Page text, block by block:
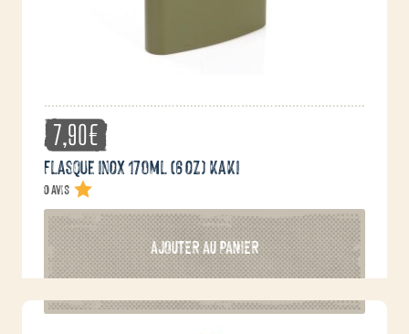
7,90€
Flasque inox 170ml (6 oz) kaki
0 avis
AJOUTER AU PANIER